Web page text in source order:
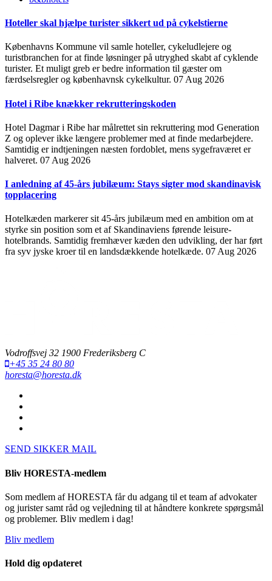
Hoteller skal hjælpe turister sikkert ud på cykelstierne
Københavns Kommune vil samle hoteller, cykeludlejere og
turistbranchen for at finde løsninger på utryghed skabt af cyklende
turister. Et muligt greb er bedre information til gæster om
færdselsregler og københavnsk cykelkultur. 07 Aug 2026
Hotel i Ribe knækker rekrutteringskoden
Hotel Dagmar i Ribe har målrettet sin rekruttering mod Generation
Z og oplever ikke længere problemer med at finde medarbejdere.
Samtidig er indtjeningen næsten fordoblet, mens sygefraværet er
halveret. 07 Aug 2026
I anledning af 45-års jubilæum: Stays sigter mod skandinavisk
topplacering
Hotelkæden markerer sit 45-års jubilæum med en ambition om at
styrke sin position som et af Skandinaviens førende leisure-
hotelbrands. Samtidig fremhæver kæden den udvikling, der har ført
fra syv jyske kroer til en landsdækkende hotelkæde. 07 Aug 2026
Vodroffsvej 32 1900 Frederiksberg C
+45 35 24 80 80
horesta@horesta.dk
SEND SIKKER MAIL
Bliv HORESTA-medlem
Som medlem af HORESTA får du adgang til et team af advokater
og jurister samt råd og vejledning til at håndtere konkrete spørgsmål
og problemer. Bliv medlem i dag!
Bliv medlem
Hold dig opdateret